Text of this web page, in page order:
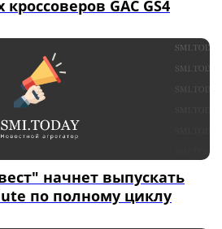
GAC GS4
начнет выпускать
по полному циклу